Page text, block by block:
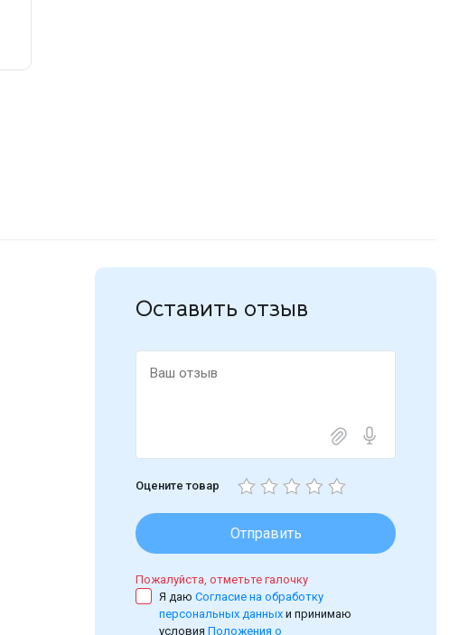
Оставить отзыв
Оцените товар
Отправить
Пожалуйста, отметьте галочку
Я даюСогласие на обработку
персональных данныхи принимаю
условияПоложения о